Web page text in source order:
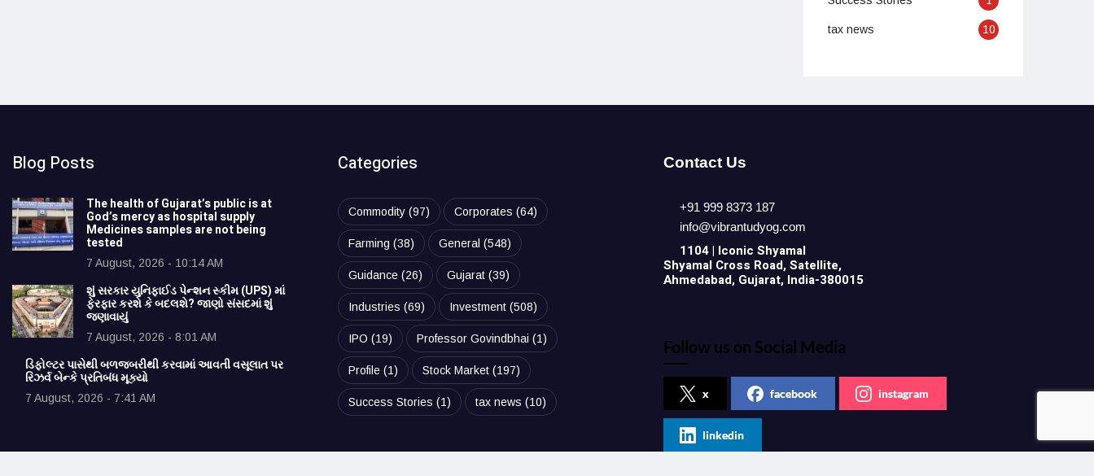
tax news 10
Blog Posts
The health of Gujarat’s public is at
God’s mercy as hospital supply
Medicines samples are not being
tested
7 August, 2026 - 10:14 AM
શું સરકાર યુનિફાઈડ પેન્શન સ્કીમ (UPS) માં
ફેરફાર કરશે કે બદલશે? જાણો સંસદમાં શું
જણાવાયું
7 August, 2026 - 8:01 AM
ડિફોલ્ટર પાસેથી બળજબરીથી કરવામાં આવતી વસૂલાત પર
રિઝર્વ બેન્કે પ્રતિબંધ મૂક્યો
7 August, 2026 - 7:41 AM
Categories
Commodity(97) Corporates (64)
Farming (38) General (548)
Guidance(26) Gujarat(39)
Industries (69) Investment(508)
IPO (19) Professor Govindbhai (1)
Profile(1) Stock Market(197)
Success Stories (1) tax news (10)
Contact Us
+91 999 8373 187
info@vibrantudyog.com
1104 | Iconic Shyamal
Shyamal Cross Road, Satellite,
Ahmedabad, Gujarat, India-380015
Follow us on Social Media
x facebook instagram
linkedin